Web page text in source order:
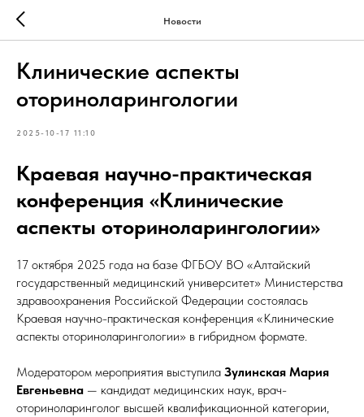
Новости
Клинические аспекты
оториноларингологии
2025-10-17 11:10
Краевая научно-практическая
конференция «Клинические
аспекты оториноларингологии»
17 октября 2025 года на базе ФГБОУ ВО «Алтайский
государственный медицинский университет» Министерства
здравоохранения Российской Федерации состоялась
Краевая научно-практическая конференция «Клинические
аспекты оториноларингологии» в гибридном формате.
Модератором мероприятия выступила Зулинская Мария
Евгеньевна — кандидат медицинских наук, врач-
оториноларинголог высшей квалификационной категории,